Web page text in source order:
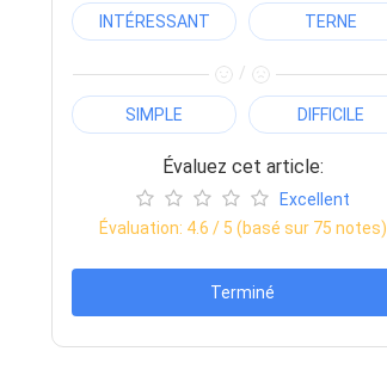
INTÉRESSANT TERNE
/
SIMPLE DIFFICILE
Évaluez cet article:
Excellent
Évaluation: 4.6 / 5 (basé sur 75 notes)
Terminé